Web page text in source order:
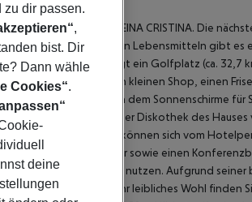
GLOBALES REINA CRISTINA. Die
Für den Einkauf von Lebensmitteln gibt es
In der Umgebung sorgt ein Golfplatz (ca. 32,7
einen Lift, einen kleinen Shop, einen
ein beheizter Pool, an dem Sonnenschirme für
können Sie in der Diskothek des
Gäste der Unterkunft können sich vom
ein Businesscenter sowie einen
Verleih (geg. Gebühr) nutzen. Aufgrund
Verpflegung Für Ihr leibliches Wohl finden
zu dir passen.
,
bist. Dir
Dann wähle
Cookies“.
deine